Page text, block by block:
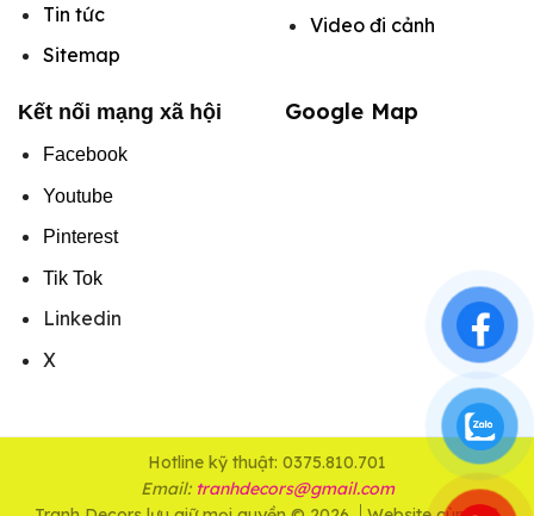
Tin tức
Sitemap
Video đi cảnh
Kết nối mạng xã hội
Facebook
Youtube
Pinterest
Tik Tok
Linkedin
X
Google Map
Hotline kỹ thuật: 0375.810.701
Email: tranhdecors@gmail.com